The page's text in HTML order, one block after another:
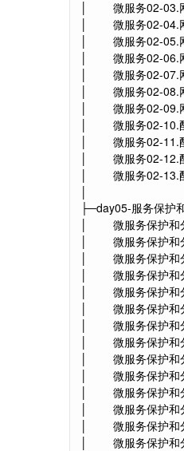
│ 微服务02-03.
│ 微服务02-04.
│ 微服务02-05.
│ 微服务02-06.
│ 微服务02-07.
│ 微服务02-08.网
│ 微服务02-09.
│ 微服务02-10.
│ 微服务02-11.
│ 微服务02-12.
│ 微服务02-13.
├─day05-服务保护
│ 微服务保护和
│ 微服务保护和
│ 微服务保护和
│ 微服务保护和
│ 微服务保护和
│ 微服务保护和
│ 微服务保护和
│ 微服务保护和
│ 微服务保护和
│ 微服务保护和
│ 微服务保护和
│ 微服务保护和
│ 微服务保护和
│ 微服务保护和